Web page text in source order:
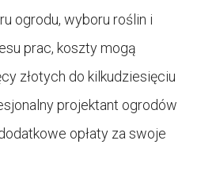
ogrodu, wyboru roślin i
prac, koszty mogą
złotych do kilkudziesięciu
projektant ogrodów
opłaty za swoje